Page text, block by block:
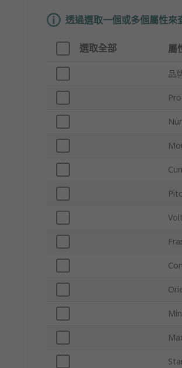
透過選取一個或多個屬性來
選取全部 屬
品